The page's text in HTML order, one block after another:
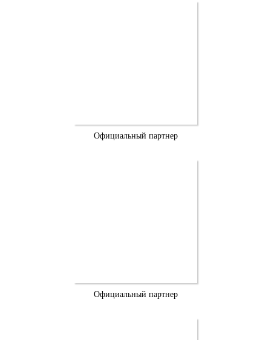
Официальный партнер
Официальный партнер